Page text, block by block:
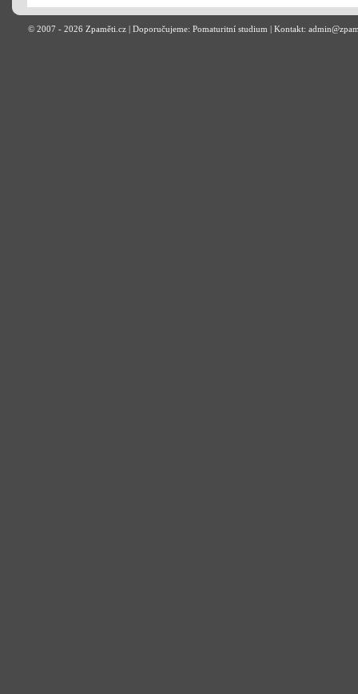
© 2007 - 2026 Zpaměti.cz | Doporučujeme: Pomaturitní studium | Kontakt: